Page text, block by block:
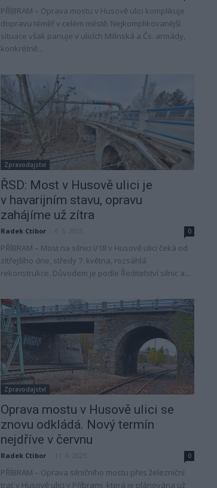
PŘÍBRAM – Oprava mostu v Husově ulici komplikuje
dopravu téměř v celém městě. Nejkomplikovanější
situace však panuje v ulicích Milínská a Čs. armády,
konkrétně...
Zpravodajství
ŘSD: Most v Husově ulici je
v havarijním stavu, opravu
zahájíme už zítra
Radek Ctibor 0
PŘÍBRAM – Most na silnici I/18 v Husově ulici čeká od
zítřejšího dne, středy 7. května, rozsáhlá
rekonstrukce. Důvodem je podle Ředitelství silnic a...
Zpravodajství
Oprava mostu v Husově ulici se
znovu odkládá. Nový termín
nejdříve v červnu
Radek Ctibor 0
PŘÍBRAM – Oprava silničního mostu přes železniční
trať v Husově ulici v Příbrami, která je plánována už